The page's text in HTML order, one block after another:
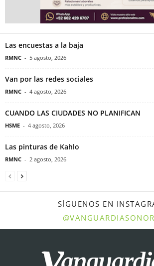
Las encuestas a la baja
RMNC - 5 agosto, 2026
Van por las redes sociales
RMNC - 4 agosto, 2026
CUANDO LAS CIUDADES NO PLANIFICAN
HSME - 4 agosto, 2026
Las pinturas de Kahlo
RMNC - 2 agosto, 2026
SÍGUENOS EN